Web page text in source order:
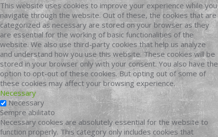
This website uses cookies to improve your experience while you
navigate through the website. Out of these, the cookies that are
categorized as necessary are stored on your browser as they
are essential for the working of basic functionalities of the
website. We also use third-party cookies that help us analyze
and understand how you use this website. These cookies will be
stored in your browser only with your consent. You also have the
option to opt-out of these cookies. But opting out of some of
these cookies may affect your browsing experience.
Necessary
Necessary
Sempre abilitato
Necessary cookies are absolutely essential for the website to
function properly. This category only includes cookies that